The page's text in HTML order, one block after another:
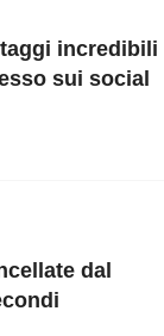
incredibili
sui social
dal